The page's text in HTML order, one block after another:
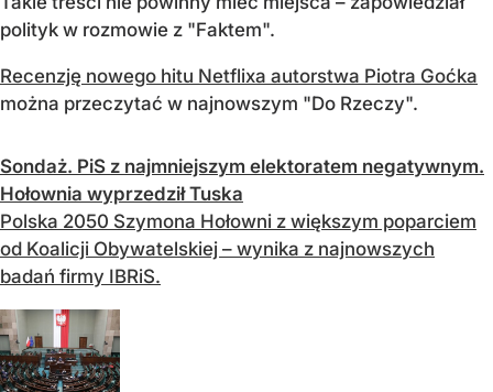
polityk w rozmowie z "Faktem".
Recenzję nowego hitu Netflixa autorstwa Piotra Goćka
można przeczytać w najnowszym "Do Rzeczy".
Sondaż. PiS z najmniejszym elektoratem negatywnym.
Hołownia wyprzedził Tuska
Polska 2050 Szymona Hołowni z większym poparciem
od Koalicji Obywatelskiej – wynika z najnowszych
badań firmy IBRiS.